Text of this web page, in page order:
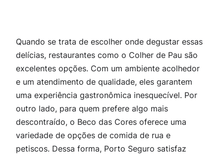
Quando se trata de escolher onde degustar essas
delícias, restaurantes como o Colher de Pau são
excelentes opções. Com um ambiente acolhedor
e um atendimento de qualidade, eles garantem
uma experiência gastronômica inesquecível. Por
outro lado, para quem prefere algo mais
descontraído, o Beco das Cores oferece uma
variedade de opções de comida de rua e
petiscos. Dessa forma, Porto Seguro satisfaz